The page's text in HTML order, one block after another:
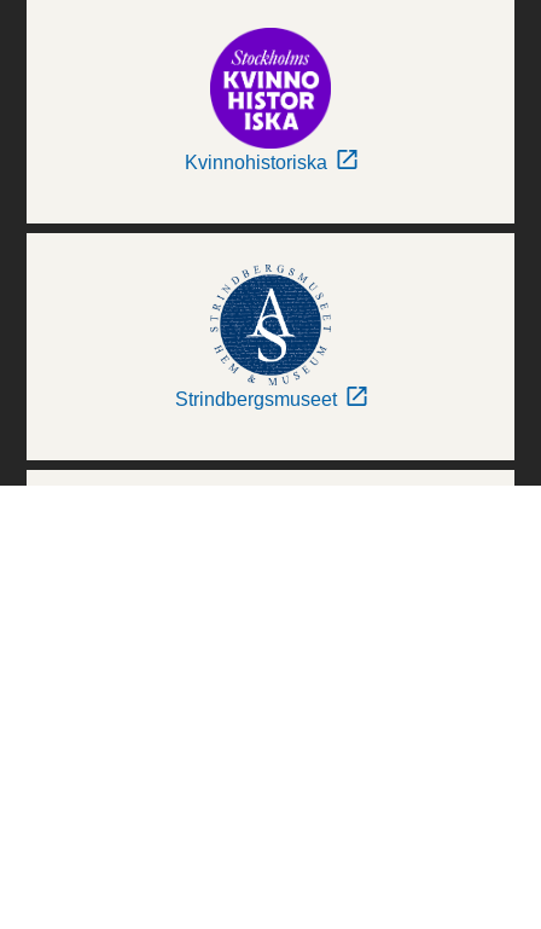
Kvinnohistoriska
Strindbergsmuseet